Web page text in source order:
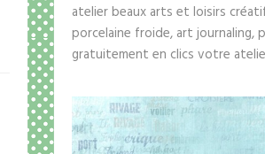
atelier beaux arts et loisirs
porcelaine froide, art journaling,
gratuitement en clics votre